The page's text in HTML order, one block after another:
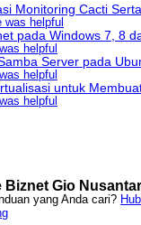
Monitoring Cacti
helpful
pada Windows 7, 8
helpful
Server pada
helpful
untuk
helpful
Biznet Gio
yang Anda cari?